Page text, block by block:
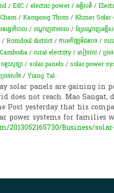
/EdC/ electric power/អគ្គិសនី /
/Kampong Thom/Khmer Solar
នរដ្ឋាភិបាល/ប​ណ្តា​ញ​ថាមពល/ខ្សែបណ្តាញអគ្គី
/Romdoul district/ការអភិវឌ្ឍន៍ជនបទ/
/rural electrity/សៀមរាប/ប្រ
បន្ទះ​សូឡា​ /solar panels /solar power
ប្រទេសថៃ /Yiang Tal
solar panels are gaining in
does not reach. Mao Sangat,
Post yesterday that his
power systems for families
Business/